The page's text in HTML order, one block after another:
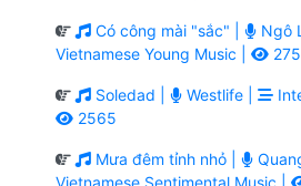
Có công mài "sắc" |
Ngô
Vietnamese Young Music |
Soledad | Westlife |
2565
Mưa đêm tỉnh nhỏ |
Vietnamese Sentimental Music |